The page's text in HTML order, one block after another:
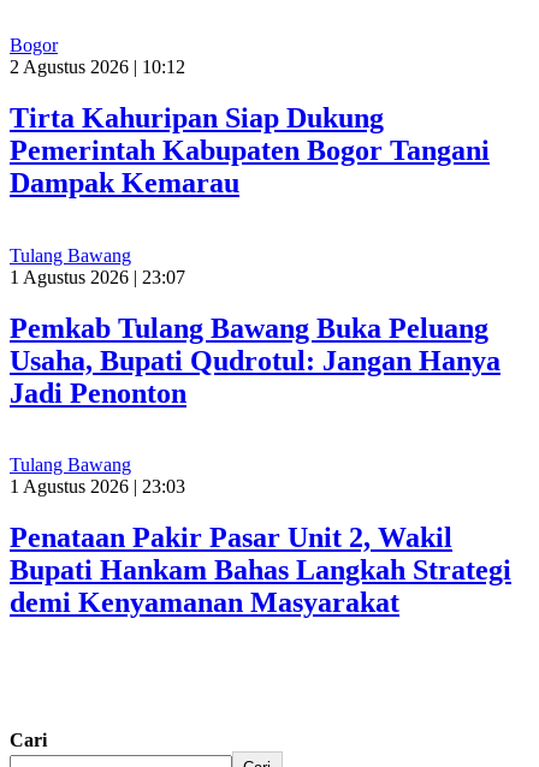
Bogor
2 Agustus 2026 | 10:12
Tirta Kahuripan Siap Dukung
Pemerintah Kabupaten Bogor Tangani
Dampak Kemarau
Tulang Bawang
1 Agustus 2026 | 23:07
Pemkab Tulang Bawang Buka Peluang
Usaha, Bupati Qudrotul: Jangan Hanya
Jadi Penonton
Tulang Bawang
1 Agustus 2026 | 23:03
Penataan Pakir Pasar Unit 2, Wakil
Bupati Hankam Bahas Langkah Strategi
demi Kenyamanan Masyarakat
Cari